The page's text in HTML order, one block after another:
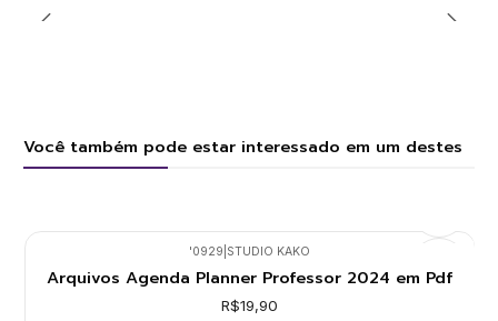
Você também pode estar interessado em um destes
'0929 STUDIO KAKO
Arquivos Agenda Planner Professor 2024 em Pdf
R$19,90